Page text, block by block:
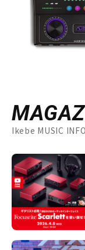
Ikebe MUSIC